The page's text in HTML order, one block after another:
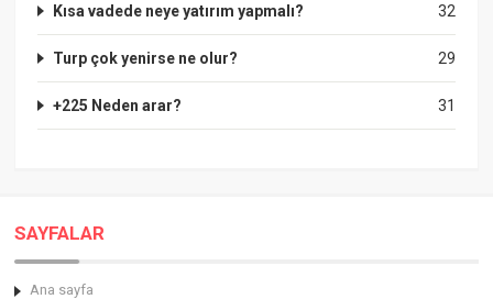
32
Kısa vadede neye yatırım yapmalı?
29
Turp çok yenirse ne olur?
31
+225 Neden arar?
SAYFALAR
Ana sayfa